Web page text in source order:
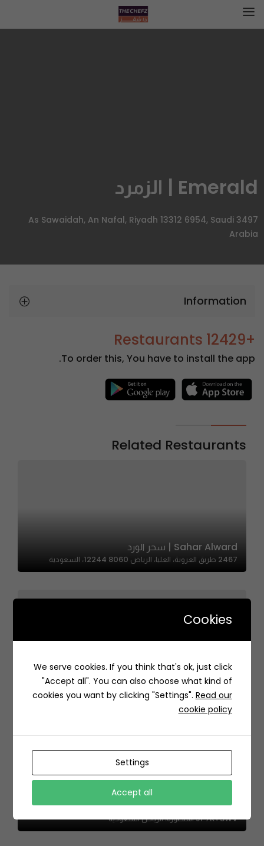
Emerald | الزمرد
3497 As Sawaidah, An Nafal, Riyadh 13312 6954, Saudi
Arabia
Information
+12429 Restaurants
To order this, You have to install the app.
Related Restaurants
Sahar Alward | سحر الورد
2467 طريق العروبة، العليا، الرياض 12244 8060، السعودية
Perfume Palace | قصر الطيب
La Vie | لا ڤي
JP7R+3WV المنصورة، الرياض السعودية
Cookies
We serve cookies. If you think that's ok, just click
"Accept all". You can also choose what kind of
cookies you want by clicking "Settings". Read our
cookie policy
Settings
Accept all